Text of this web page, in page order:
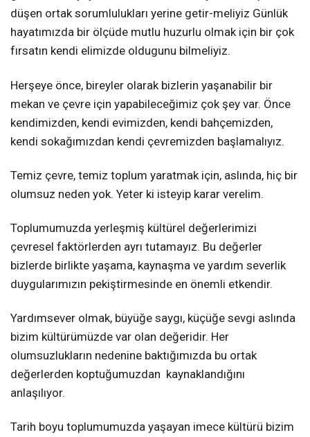
düşen ortak sorumlulukları yerine getir-meliyiz Günlük
hayatımızda bir ölçüde mutlu huzurlu olmak için bir çok
fırsatın kendi elimizde oldugunu bilmeliyiz.
Herşeye önce, bireyler olarak bizlerin yaşanabilir bir
mekan ve çevre için yapabileceğimiz çok şey var. Önce
kendimizden, kendi evimizden, kendi bahçemizden,
kendi sokağımızdan kendi çevremizden başlamalıyız.
Temiz çevre, temiz toplum yaratmak için, aslında, hiç bir
olumsuz neden yok. Yeter ki isteyip karar verelim.
Toplumumuzda yerleşmiş kültürel değerlerimizi
çevresel faktörlerden ayrı tutamayız. Bu değerler
bizlerde birlikte yaşama, kaynaşma ve yardım severlik
duygularımızın pekiştirmesinde en önemli etkendir.
Yardımsever olmak, büyüğe saygı, küçüğe sevgi aslında
bizim kültürümüzde var olan değeridir. Her
olumsuzlukların nedenine baktığımızda bu ortak
değerlerden koptuğumuzdan kaynaklandığını
anlaşılıyor.
Tarih boyu toplumumuzda yaşayan imece kültürü bizim